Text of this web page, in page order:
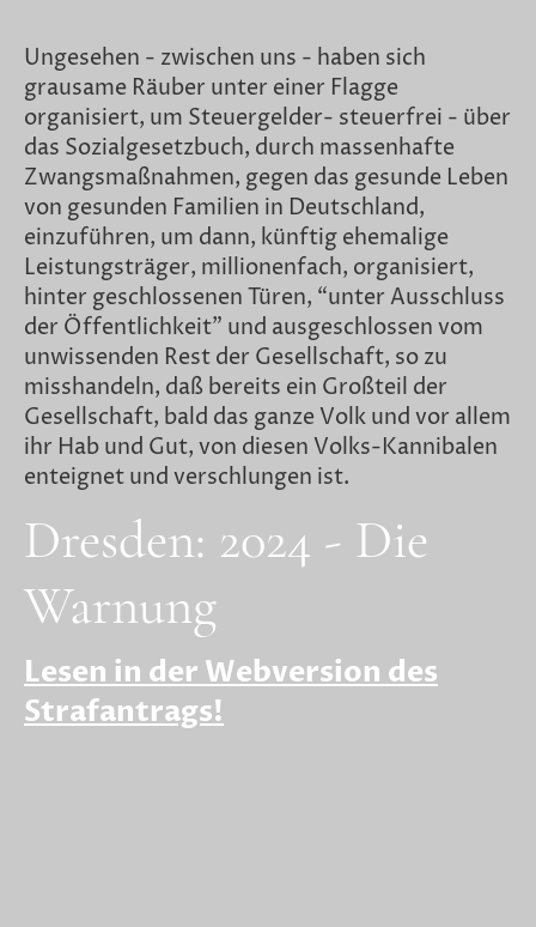
Ungesehen - zwischen uns - haben sich
grausame Räuber unter einer Flagge
organisiert, um Steuergelder- steuerfrei - über
das Sozialgesetzbuch, durch massenhafte
Zwangsmaßnahmen, gegen das gesunde Leben
von gesunden Familien in Deutschland,
einzuführen, um dann, künftig ehemalige
Leistungsträger, millionenfach, organisiert,
hinter geschlossenen Türen, “unter Ausschluss
der Öffentlichkeit” und ausgeschlossen vom
unwissenden Rest der Gesellschaft, so zu
misshandeln, daß bereits ein Großteil der
Gesellschaft, bald das ganze Volk und vor allem
ihr Hab und Gut, von diesen Volks-Kannibalen
enteignet und verschlungen ist.
Dresden: 2024 - Die
Warnung
Lesen in der Webversion des
Strafantrags!